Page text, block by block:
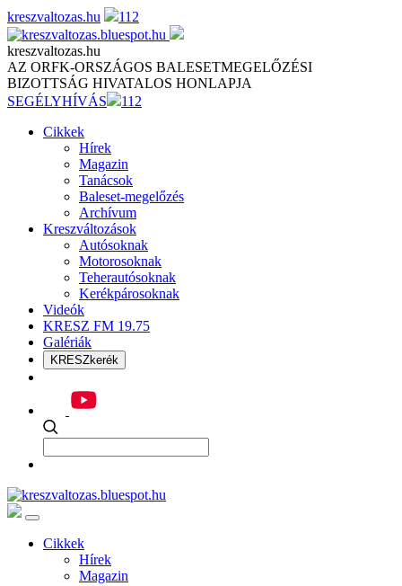
Skip
to
content
kreszvaltozas.hu 112
kreszvaltozas.hu
AZ ORFK-ORSZÁGOS BALESETMEGELŐZÉSI
BIZOTTSÁG HIVATALOS HONLAPJA
SEGÉLYHÍVÁS
112
Cikkek
Hírek
Magazin
Tanácsok
Baleset-megelőzés
Archívum
Kreszváltozások
Autósoknak
Motorosoknak
Teherautósoknak
Kerékpárosoknak
Videók
KRESZ FM 19.75
Galériák
KRESZkerék
Cikkek
Hírek
Magazin